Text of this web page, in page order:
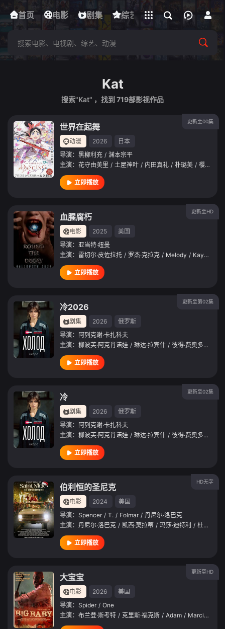
首页 电影 剧集 综艺 动漫 短剧
下载客户端
立即登录
Kat
搜索"Kat" ，找到 719部影视作品
更新至00集
世界在起舞
动漫 2026
日本
导演： 黑柳利充 / 渊本宗平
主演： 花守由美里 / 土屋神叶 / 内田真礼 / 朴璐美 / 樱井孝宏
立即播放
更新至HD
血腥腐朽
电影 2025
美国
导演： 亚当特·纽曼
主演： 雷切尔·皮佐拉托 / 罗杰·克拉克 / Melody / Kay /
立即播放
更新至第02集
冷2026
剧集 2026
俄罗斯
导演： 阿列克谢·卡扎科夫
主演： 柳波芙·阿克肖诺娃 / 琳达·拉宾什 / 彼得·费奥多罗夫
立即播放
更新至02集
冷
剧集 2026
俄罗斯
导演： 阿列克谢·卡扎科夫
主演： 柳波芙·阿克肖诺娃 / 琳达·拉宾什 / 彼得·费奥多罗夫
立即播放
HD无字
伯利恒的圣尼克
电影 2024
美国
导演： Spencer / T. / Folmar / 丹尼尔·洛巴克
主演： 丹尼尔·洛巴克 / 凯西·莫拉蒂 / 玛莎·迪特利 / 杜恩·惠特克
立即播放
更新至HD
大宝宝
电影 2026
美国
导演： Spider / One
主演： 布兰登·斯考特 / 克里斯·福克斯 / Adam / Marcinowski